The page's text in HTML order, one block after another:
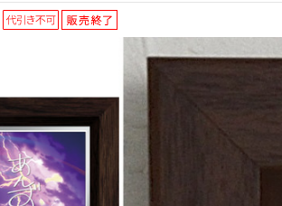
その他先行受付
アイドルマスター シャイニーカラーズ
プロジェクトアイマス ヴイアライヴ
テイルズ オブ シリーズ
電音部